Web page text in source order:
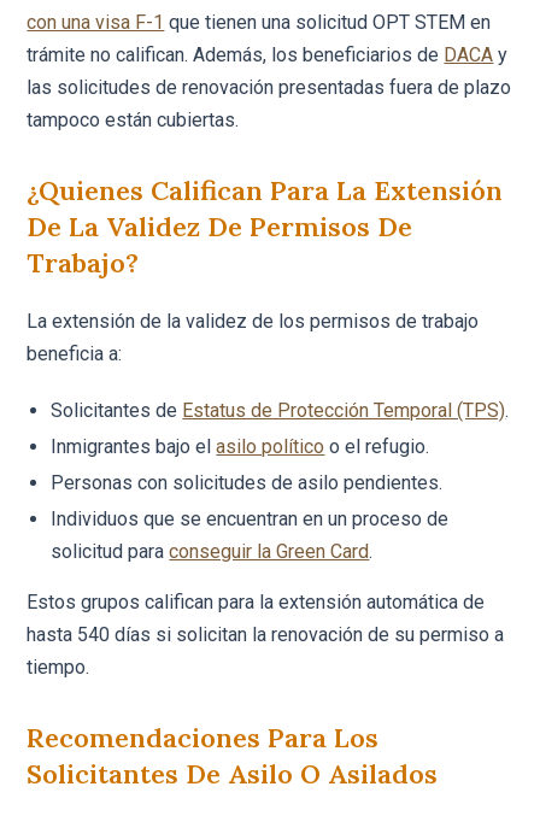
con una visa F-1 que tienen una solicitud OPT STEM en
trámite no califican. Además, los beneficiarios de DACA y
las solicitudes de renovación presentadas fuera de plazo
tampoco están cubiertas.
¿Quienes Califican Para La Extensión
De La Validez De Permisos De
Trabajo?
La extensión de la validez de los permisos de trabajo
beneficia a:
Solicitantes de Estatus de Protección Temporal (TPS).
Inmigrantes bajo elasilo político o el refugio.
Personas con solicitudes de asilo pendientes.
Individuos que se encuentran en un proceso de
solicitud paraconseguir la Green Card.
Estos grupos califican para la extensión automática de
hasta 540 días si solicitan la renovación de su permiso a
tiempo.
Recomendaciones Para Los
Solicitantes De Asilo O Asilados